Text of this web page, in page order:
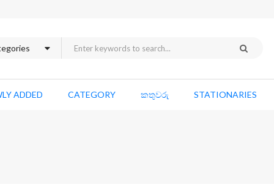
ADDED CATEGORY කතුවරු STATIONARIES